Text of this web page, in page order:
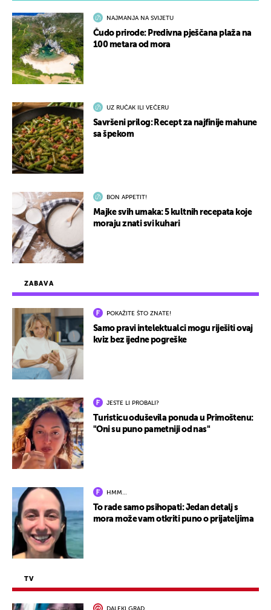
ZABAVA
POKAŽITE ŠTO ZNATE!
Samo pravi intelektualci mogu riješiti ovaj
kviz bez ijedne pogreške
JESTE LI PROBALI?
Turisticu oduševila ponuda u Primoštenu:
"Oni su puno pametniji od nas"
HMM…
To rade samo psihopati: Jedan detalj s
mora može vam otkriti puno o prijateljima
TV
NAJMANJA NA SVIJETU
Čudo prirode: Predivna pješčana plaža na
100 metara od mora
UZ RUČAK ILI VEČERU
Savršeni prilog: Recept za najfinije mahune
sa špekom
BON APPETIT!
Majke svih umaka: 5 kultnih recepata koje
moraju znati svi kuhari